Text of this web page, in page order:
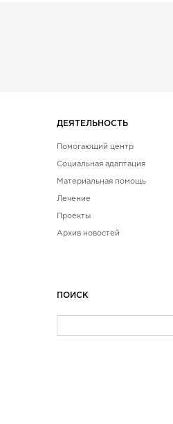
ДЕЯТЕЛЬНОСТЬ
Помогающий центр
Социальная адаптация
Материальная помощь
Лечение
Проекты
Архив новостей
ПОИСК